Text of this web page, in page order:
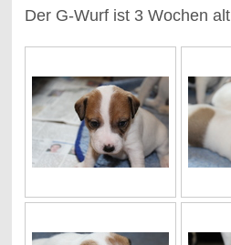
Der G-Wurf ist 3 Wochen alt